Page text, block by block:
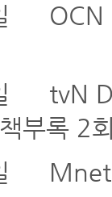
OCN
tvN
부록 2
Mnet